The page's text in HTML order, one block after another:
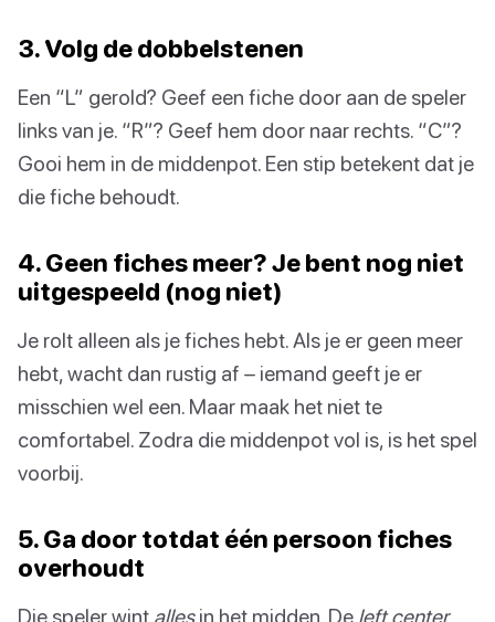
3. Volg de dobbelstenen
Een “L” gerold? Geef een fiche door aan de speler
links van je. “R”? Geef hem door naar rechts. “C”?
Gooi hem in de middenpot. Een stip betekent dat je
die fiche behoudt.
4. Geen fiches meer? Je bent nog niet
uitgespeeld (nog niet)
Je rolt alleen als je fiches hebt. Als je er geen meer
hebt, wacht dan rustig af – iemand geeft je er
misschien wel een. Maar maak het niet te
comfortabel. Zodra die middenpot vol is, is het spel
voorbij.
5. Ga door totdat één persoon fiches
overhoudt
Die speler wint allesin het midden. De left center